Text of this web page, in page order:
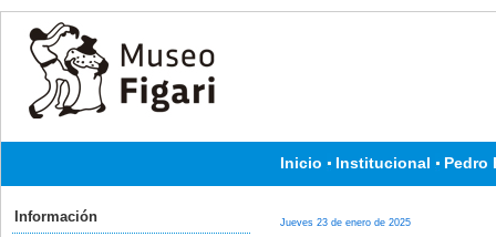
Inicio Institucional Pedro
Información
Jueves 23 de enero de 2025